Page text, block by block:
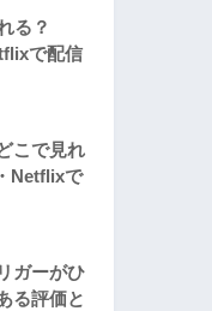
る？
で配信
こで見れ
Netflixで
ガーがひ
る評価と